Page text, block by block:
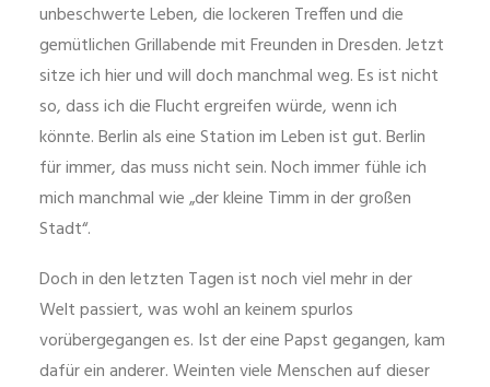
unbeschwerte Leben, die lockeren Treffen und die
gemütlichen Grillabende mit Freunden in Dresden. Jetzt
sitze ich hier und will doch manchmal weg. Es ist nicht
so, dass ich die Flucht ergreifen würde, wenn ich
könnte. Berlin als eine Station im Leben ist gut. Berlin
für immer, das muss nicht sein. Noch immer fühle ich
mich manchmal wie „der kleine Timm in der großen
Stadt“.
Doch in den letzten Tagen ist noch viel mehr in der
Welt passiert, was wohl an keinem spurlos
vorübergegangen es. Ist der eine Papst gegangen, kam
dafür ein anderer. Weinten viele Menschen auf dieser